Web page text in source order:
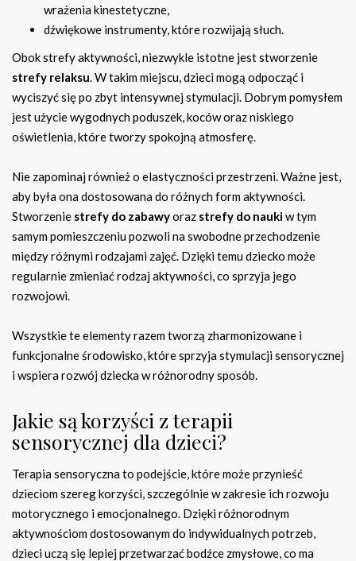
wrażenia kinestetyczne,
dźwiękowe instrumenty, które rozwijają słuch.
Obok strefy aktywności, niezwykle istotne jest stworzenie
strefy relaksu. W takim miejscu, dzieci mogą odpocząć i
wyciszyć się po zbyt intensywnej stymulacji. Dobrym pomysłem
jest użycie wygodnych poduszek, koców oraz niskiego
oświetlenia, które tworzy spokojną atmosferę.
Nie zapominaj również o elastyczności przestrzeni. Ważne jest,
aby była ona dostosowana do różnych form aktywności.
Stworzenie strefy do zabawyoraz strefy do naukiw tym
samym pomieszczeniu pozwoli na swobodne przechodzenie
między różnymi rodzajami zajęć. Dzięki temu dziecko może
regularnie zmieniać rodzaj aktywności, co sprzyja jego
rozwojowi.
Wszystkie te elementy razem tworzą zharmonizowane i
funkcjonalne środowisko, które sprzyja stymulacji sensorycznej
i wspiera rozwój dziecka w różnorodny sposób.
Jakie są korzyści z terapii
sensorycznej dla dzieci?
Terapia sensoryczna to podejście, które może przynieść
dzieciom szereg korzyści, szczególnie w zakresie ich rozwoju
motorycznego i emocjonalnego. Dzięki różnorodnym
aktywnościom dostosowanym do indywidualnych potrzeb,
dzieci uczą się lepiej przetwarzać bodźce zmysłowe, co ma